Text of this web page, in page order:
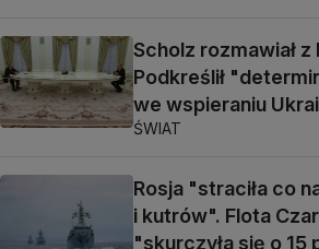
Scholz rozmawiał z
Podkreślił
we wspieraniu
ŚWIAT
Rosja "straciła co
i kutrów". Flota
"skurczyła się o 15